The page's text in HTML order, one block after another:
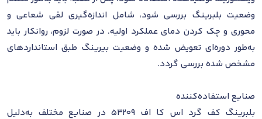
وضعیت بلبرینگ بررسی شود، شامل اندازه‌گیری لقی شعاعی و
محوری و چک کردن دمای عملکرد اولیه. در صورت لزوم، روانکار باید
به‌طور دوره‌ای تعویض شده و وضعیت بیرینگ طبق استانداردهای
مشخص شده بررسی گردد.
صنایع استفاده‌کننده
بلبرینگ کف گرد اس کا اف 53209 در صنایع مختلف به‌دلیل